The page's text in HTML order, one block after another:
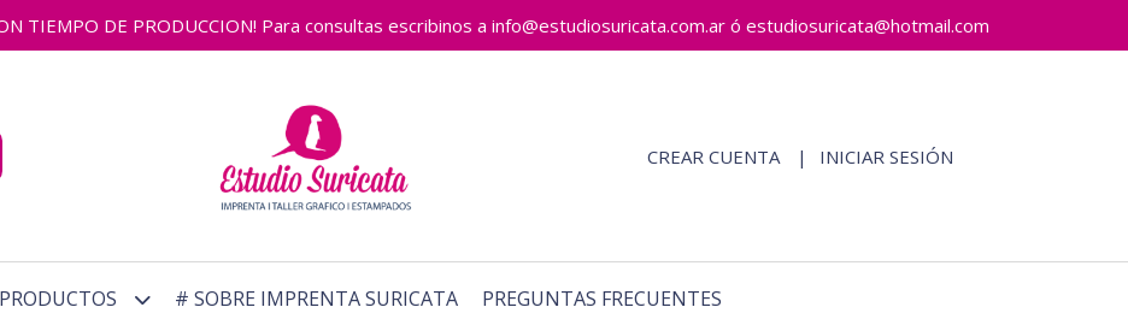
TIEMPO DE PRODUCCION! Para consultas escribinos a info@estudiosuricata.com.ar ó estudiosuricata@hotmail.com
CREAR CUENTA INICIAR SESIÓN
PRODUCTOS # SOBRE IMPRENTA SURICATA PREGUNTAS FRECUENTES